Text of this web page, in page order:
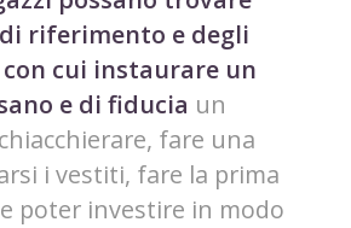
riferimento e degli
cui instaurare un
e di fiducia un
fare una
i vestiti, fare la prima
poter investire in modo